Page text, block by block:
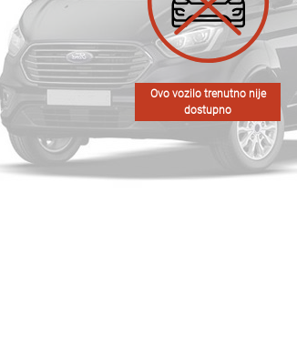
Ovo vozilo trenutno nije
dostupno